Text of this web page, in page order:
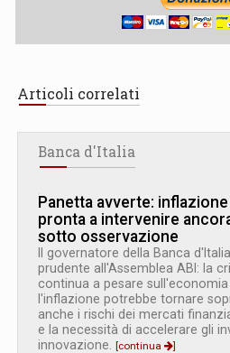
Articoli correlati
Banca d'Italia
Panetta avverte: inflazione
pronta a intervenire
sotto osservazione
Il governatore della Banca
prudente all'Assemblea ABI: la
continua a pesare
l'inflazione potrebbe tornare
anche i rischi dei mercati
e la necessità di accelerare gli
innovazione. [continua
]